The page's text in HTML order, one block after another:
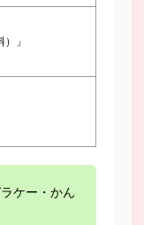
」
ケー・かん